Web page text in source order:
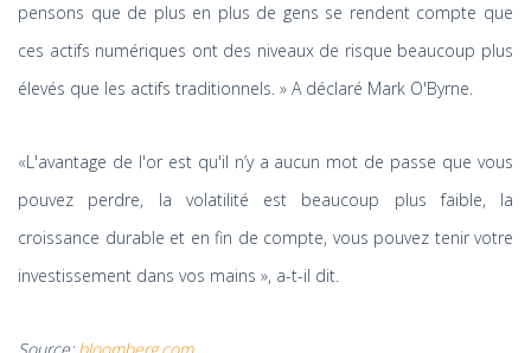
pensons que de plus en plus de gens se rendent compte que
ces actifs numériques ont des niveaux de risque beaucoup plus
élevés que les actifs traditionnels. » A déclaré Mark O'Byrne.
«L'avantage de l'or est qu'il n’y a aucun mot de passe que vous
pouvez perdre, la volatilité est beaucoup plus faible, la
croissance durable et en fin de compte, vous pouvez tenir votre
investissement dans vos mains », a-t-il dit.